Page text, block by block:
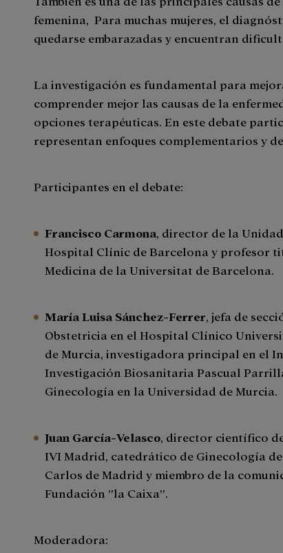
femenina, Para muchas mujeres, el
quedarse embarazadas y encuentran
La investigación es fundamental para
comprender mejor las causas de la
opciones terapéuticas. En este debate
representan enfoques complementarios y
Participantes en el debate:
Francisco Carmona , director de la
Hospital Clínic de Barcelona y profesor
Medicina de la Universitat de Barcelona.
María Luisa Sánchez-Ferrer , jefa de
Obstetricia en el Hospital Clínico
de Murcia, investigadora principal en el
Investigación Biosanitaria Pascual
Ginecología en la Universidad de Murcia.
Juan García-Velasco , director científico
IVI Madrid, catedrático de Ginecología de
Carlos de Madrid y miembro de la
Fundación ”la Caixa”.
Moderadora: